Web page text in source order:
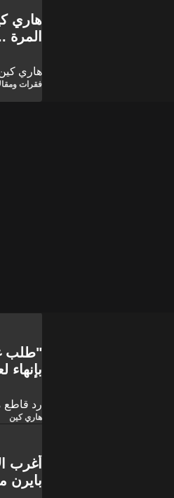
هاري
هاري كين
فقرات
"طلب
بإنهاء
رد قاطع
هاري كين
أغرب
بايرن